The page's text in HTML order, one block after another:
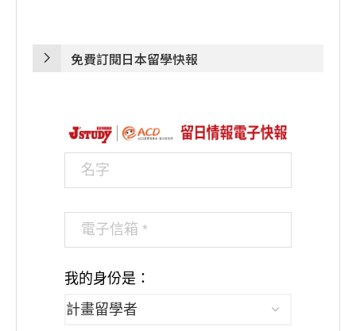
免費訂閱日本留學快報
我的身份是：